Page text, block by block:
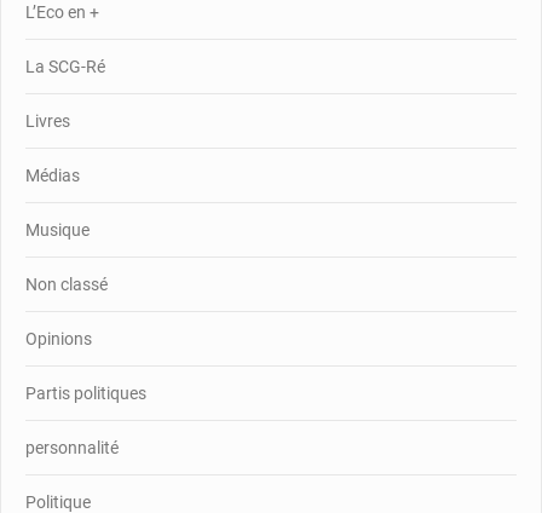
L’Eco en +
La SCG-Ré
Livres
Médias
Musique
Non classé
Opinions
Partis politiques
personnalité
Politique